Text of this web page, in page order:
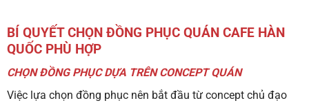
BÍ QUYẾT CHỌN ĐỒNG PHỤC QUÁN CAFE HÀN
QUỐC PHÙ HỢP
CHỌN ĐỒNG PHỤC DỰA TRÊN CONCEPT QUÁN
Việc lựa chọn đồng phục nên bắt đầu từ concept chủ đạo